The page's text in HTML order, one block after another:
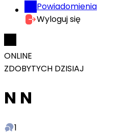
Powiadomienia
Wyloguj się
ONLINE
ZDOBYTYCH DZISIAJ
N N
1